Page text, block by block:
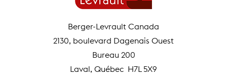
Berger-Levrault Canada
2130, boulevard Dagenais Ouest
Bureau 200
Laval, Québec H7L 5X9